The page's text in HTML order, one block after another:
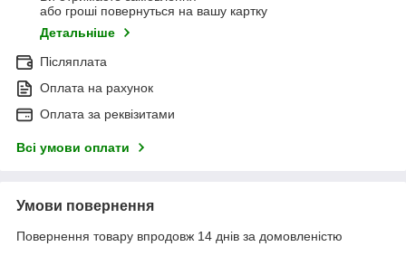
або гроші повернуться на вашу картку
Детальніше
Післяплата
Оплата на рахунок
Оплата за реквізитами
Всі умови оплати
Умови повернення
Повернення товару впродовж 14 днів за домовленістю